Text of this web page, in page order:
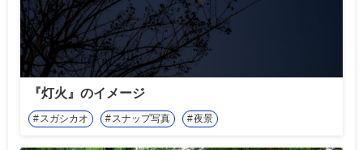
『灯火』のイメージ
スガシカオ スナップ写真 夜景